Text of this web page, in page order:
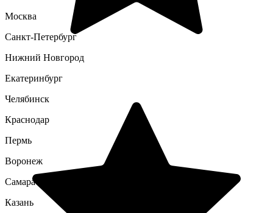
Москва
Санкт-Петербург
Нижний Новгород
Екатеринбург
Челябинск
Краснодар
Пермь
Воронеж
Самара
Казань